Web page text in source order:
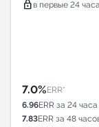
lock в первые 24 часа
7.0%ERR*
6.96ERR за 24 часа
7.83ERR за 48